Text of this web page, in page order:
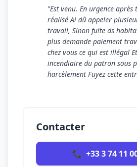
"Est venu. En urgence
réalisé Ai dû appeler
travail, Sinon fuite ds
plus demande paiement
chez vous ce qui est illégal
incendiaire du patron sous
harcèlement Fuyez cette
Contacter
📞 +33 3 74 11